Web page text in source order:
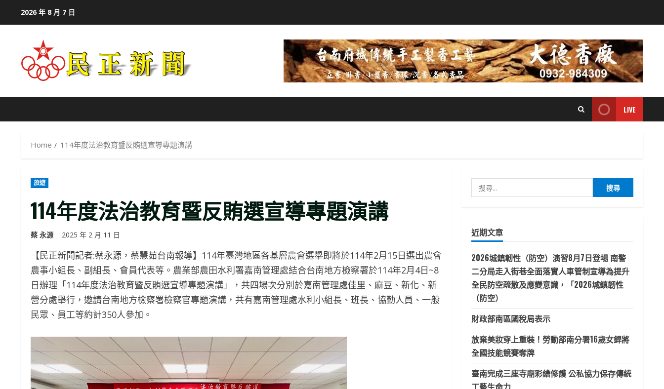
2026 年 8 月 7 日
LIVE
Home 114年度法治教育暨反賄選宣導專題演講
旅遊
114年度法治教育暨反賄選宣導專題演講
蔡 永源 2025 年 2 月 11 日
【民正新聞記者:蔡永源，蔡慧茹台南報導】114年臺灣地區各基層農會選舉即將於114年2月15日選出農會
農事小組長、副組長、會員代表等。農業部農田水利署嘉南管理處結合台南地方檢察署於114年2月4日~8
日辦理「114年度法治教育暨反賄選宣導專題演講」，共四場次分別於嘉南管理處佳里、麻豆、新化、新
營分處舉行，邀請台南地方檢察署檢察官專題演講，共有嘉南管理處水利小組長、班長、協勤人員、一般
民眾、員工等約計350人參加。
尋
字:
近期文章
2026城鎮韌性（防空）演習8月7日登場 南警
二分局走入街巷全面落實人車管制宣導為提升
全民防空疏散及應變意識，「2026城鎮韌性
（防空）
財政部南區國稅局表示
放棄美妝穿上重裝！勞動部南分署16歲女銲將
全國技能競賽奪牌
臺南完成三座寺廟彩繪修護 公私協力保存傳統
工藝生命力